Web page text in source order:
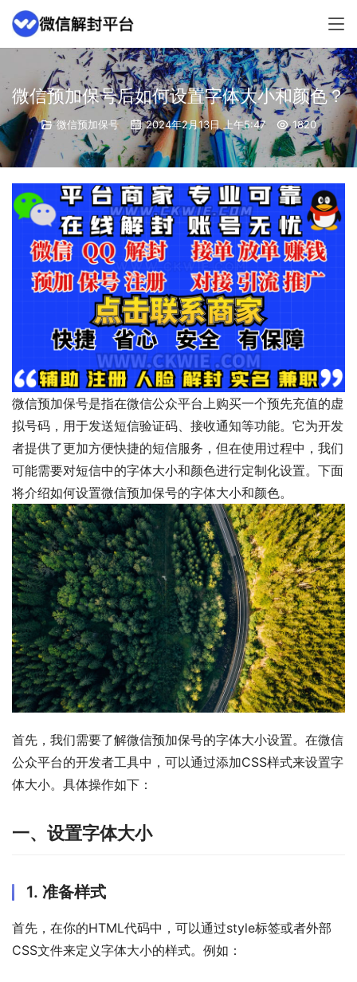
微信预加保号后如何设置字体大小和颜色？
微信预加保号 2024年2月13日 上午5:47 1820
微信预加保号是指在微信公众平台上购买一个预先充值的虚
拟号码，用于发送短信验证码、接收通知等功能。它为开发
者提供了更加方便快捷的短信服务，但在使用过程中，我们
可能需要对短信中的字体大小和颜色进行定制化设置。下面
将介绍如何设置微信预加保号的字体大小和颜色。
首先，我们需要了解微信预加保号的字体大小设置。在微信
公众平台的开发者工具中，可以通过添加CSS样式来设置字
体大小。具体操作如下：
一、设置字体大小
1. 准备样式
首先，在你的HTML代码中，可以通过style标签或者外部
CSS文件来定义字体大小的样式。例如：